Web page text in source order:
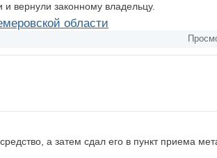
вернули законному владельцу.
области
а затем сдал его в пункт приема